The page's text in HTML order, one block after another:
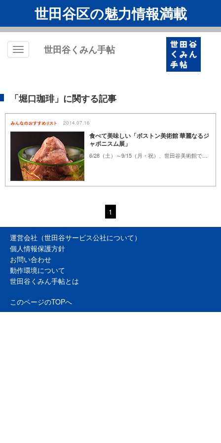
世田谷区の魅力情報満載
Toggle
世田谷くみん手帖
「堀口珈琲」に関する記事
2014.07.16
食べて美味しい「ボストン美術館 華麗なるジ
ャポニスム展」
1
運営会社（世田谷サービス公社について）
個人情報保護方針
お問い合わせ
動作環境について
世田谷くみん手帖とは
このページのTOPへ